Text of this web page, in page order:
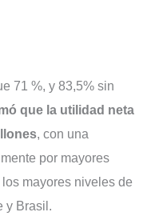
71 %, y 83,5% sin
que la utilidad neta
, con una
por mayores
mayores niveles de
y Brasil.